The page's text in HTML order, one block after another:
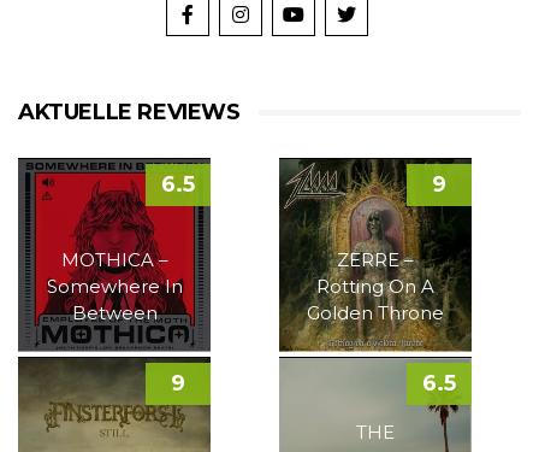
AKTUELLE REVIEWS
MOTHICA –
Somewhere In
Between
6.5
ZERRE –
Rotting On A
Golden Throne
9
9
THE
6.5